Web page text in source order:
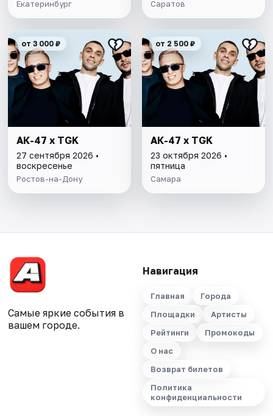
Екатеринбург Саратов
от 3 000 ₽
АК-47 х TGK
27 сентября 2026 •
воскресенье
Ростов-на-Дону
от 2 500 ₽
АК-47 х TGK
23 октября 2026 •
пятница
Самара
Самые яркие события в
вашем городе.
Навигация
Главная
Города
Площадки
Артисты
Рейтинги
Промокоды
О нас
Возврат билетов
Политика
конфиденциальности